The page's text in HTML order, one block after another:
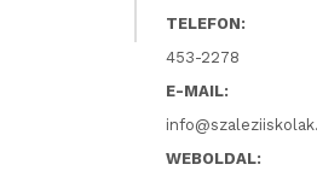
TELEFON:
453-2278
E-MAIL:
WEBOLDAL: